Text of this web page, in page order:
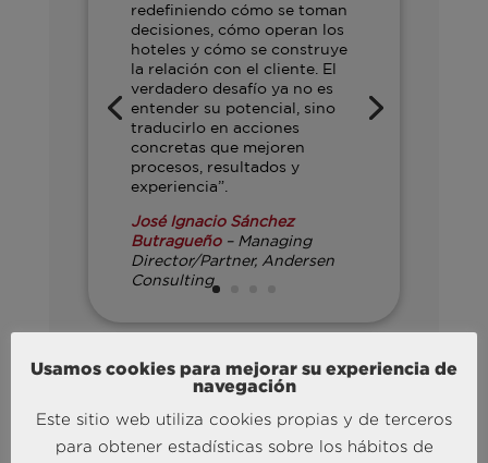
redefiniendo cómo se toman
decisiones, cómo operan los
hoteles y cómo se construye
la relación con el cliente. El
verdadero desafío ya no es
entender su potencial, sino
traducirlo en acciones
concretas que mejoren
procesos, resultados y
experiencia”.
José Ignacio Sánchez
Butragueño – Managing
Director/Partner, Andersen
Consulting
Por su parte, Susana Miranda lideró la
Economy”, donde analizaron cómo
convertir la experiencia en una
Usamos cookies para mejorar su experiencia de
navegación
Este sitio web utiliza cookies propias y de terceros
para obtener estadísticas sobre los hábitos de